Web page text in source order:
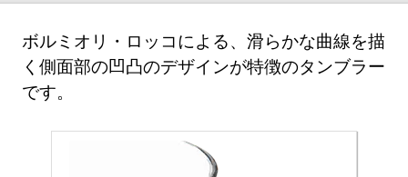
ボルミオリ・ロッコによる、滑らかな曲線を描
く側面部の凹凸のデザインが特徴のタンブラー
です。